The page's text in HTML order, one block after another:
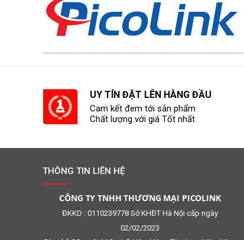
UY TÍN ĐẶT LÊN HÀNG ĐẦU
Cam kết đem tới sản phẩm
Chất lượng với giá Tốt nhất
THÔNG TIN LIÊN HỆ
CÔNG TY TNHH THƯƠNG MẠI PICOLINK
ĐKKD : 0110239778 Sở KHĐT Hà Nội cấp ngày
02/02/2023